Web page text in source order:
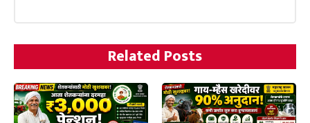
Related Posts